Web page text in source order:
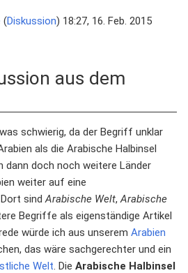
(Diskussion) 18:27, 16. Feb. 2015
aus dem
schwierig, da der Begriff unklar
als die Arabische Halbinsel
dann doch noch weitere Länder
weiter auf eine
sindArabische Welt,Arabische
Begriffe als eigenständige Artikel
würde ich aus unserem Arabien
das wäre sachgerechter und ein
Welt. Die Arabische Halbinsel